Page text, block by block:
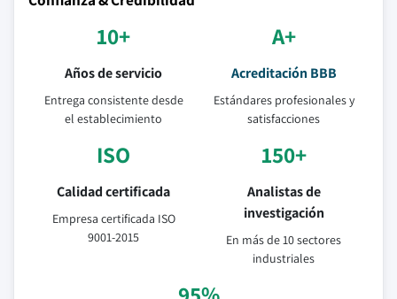
10+
Años de servicio
Entrega consistente desde
el establecimiento
A+
Acreditación BBB
Estándares profesionales y
satisfacciones
ISO
Calidad certificada
Empresa certificada ISO
9001-2015
150+
Analistas de
investigación
En más de 10 sectores
industriales